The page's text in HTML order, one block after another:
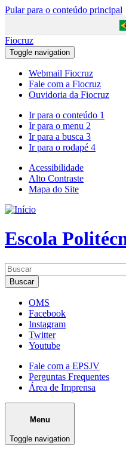
Pular para o conteúdo principal
Fiocruz
Toggle navigation
Webmail Fiocruz
Fale com a Fiocruz
Ouvidoria da Fiocruz
Ir para o conteúdo 1
Ir para o menu 2
Ir para a busca 3
Ir para o rodapé 4
Acessibilidade
Alto Contraste
Mapa do Site
Escola
Buscar
OMS
Facebook
Instagram
Twitter
Youtube
Fale com a EPSJV
Perguntas Frequentes
Área de Imprensa
Menu
Toggle navigation